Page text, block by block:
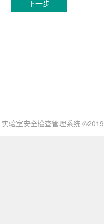
下一步
实验室安全检查管理系统 ©2019